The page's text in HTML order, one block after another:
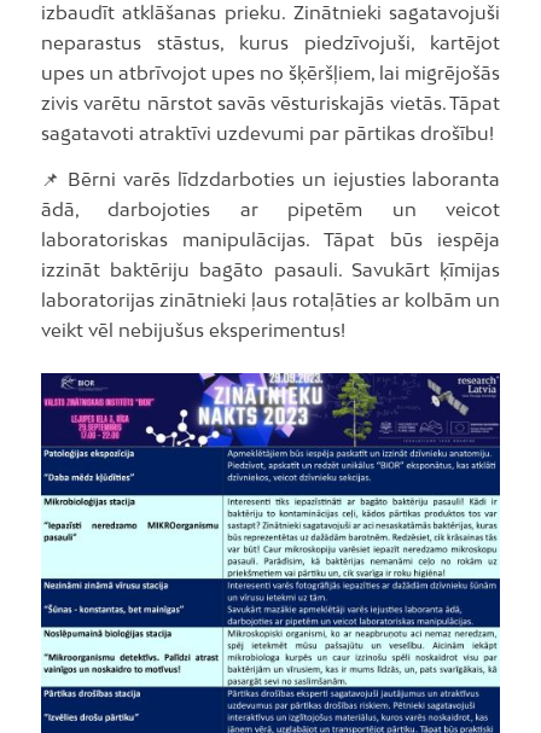
izbaudīt atklāšanas prieku. Zinātnieki sagatavojuši
neparastus stāstus, kurus piedzīvojuši, kartējot
upes un atbrīvojot upes no šķēršļiem, lai migrējošās
zivis varētu nārstot savās vēsturiskajās vietās. Tāpat
sagatavoti atraktīvi uzdevumi par pārtikas drošību!
📌 Bērni varēs līdzdarboties un iejusties laboranta
ādā, darbojoties ar pipetēm un veicot
laboratoriskas manipulācijas. Tāpat būs iespēja
izzināt baktēriju bagāto pasauli. Savukārt ķīmijas
laboratorijas zinātnieki ļaus rotaļāties ar kolbām un
veikt vēl nebijušus eksperimentus!